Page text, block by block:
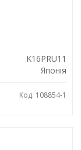
K16PRU11
Японія
Код: 108854-1